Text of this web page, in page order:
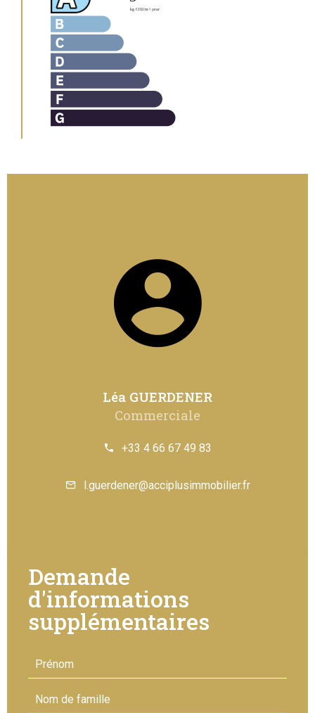
Léa GUERDENER
Commerciale
+33 4 66 67 49 83
l.guerdener@acciplusimmobilier.fr
Demande
d'informations
supplémentaires